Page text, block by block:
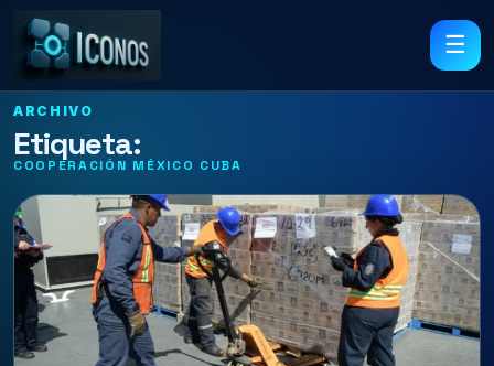
☰
ARCHIVO
Etiqueta:
COOPERACIÓN MÉXICO CUBA